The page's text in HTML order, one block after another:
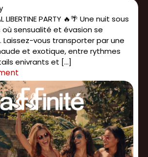
LIBERTINE PARTY 🔥🌴 Une nuit sous
sensualité et évasion se
Laissez-vous transporter par une
et exotique, entre rythmes
enivrants et […]